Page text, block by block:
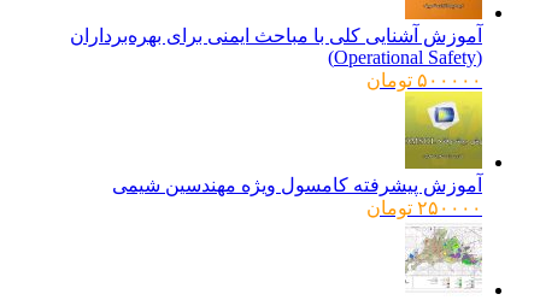
آموزش آشنایی کلی با مباحث ایمنی برای بهره‌برداران
۵۰۰۰۰۰ تومان
آموزش پیشرفته کامسول ویژه مهندسین شیمی
۲۵۰۰۰۰ تومان